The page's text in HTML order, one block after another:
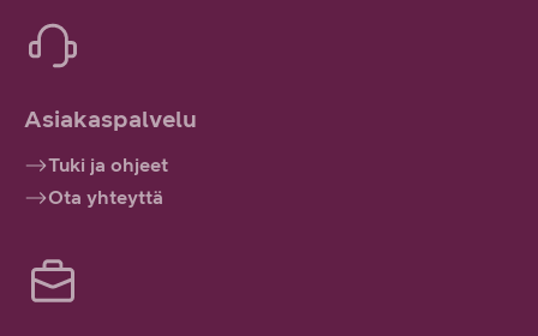
Asiakaspalvelu
Tuki ja ohjeet
Ota yhteyttä